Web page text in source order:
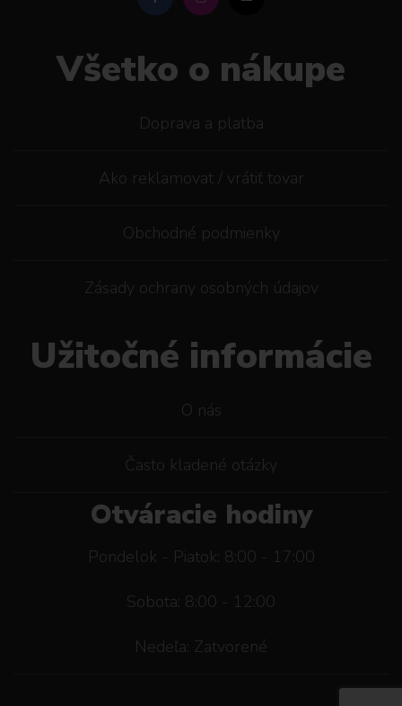
Všetko o nákupe
Doprava a platba
Ako reklamovat / vrátiť tovar
Obchodné podmienky
Zásady ochrany osobných údajov
Užitočné informácie
O nás
Často kladené otázky
Otváracie hodiny
Pondelok - Piatok: 8:00 - 17:00
Sobota: 8:00 - 12:00
Nedeľa: Zatvorené